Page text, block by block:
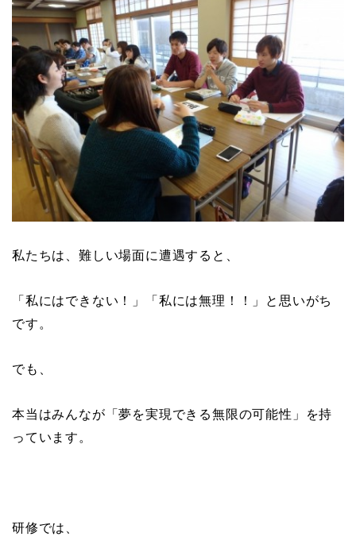
私たちは、難しい場面に遭遇すると、
「私にはできない！」「私には無理！！」と思いがち
です。
でも、
本当はみんなが「夢を実現できる無限の可能性」を持
っています。
研修では、